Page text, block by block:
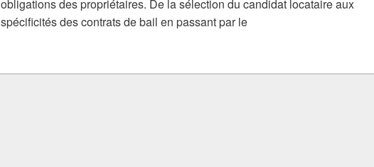
obligations des propriétaires. De la sélection du candidat locataire aux
spécificités des contrats de bail en passant par le